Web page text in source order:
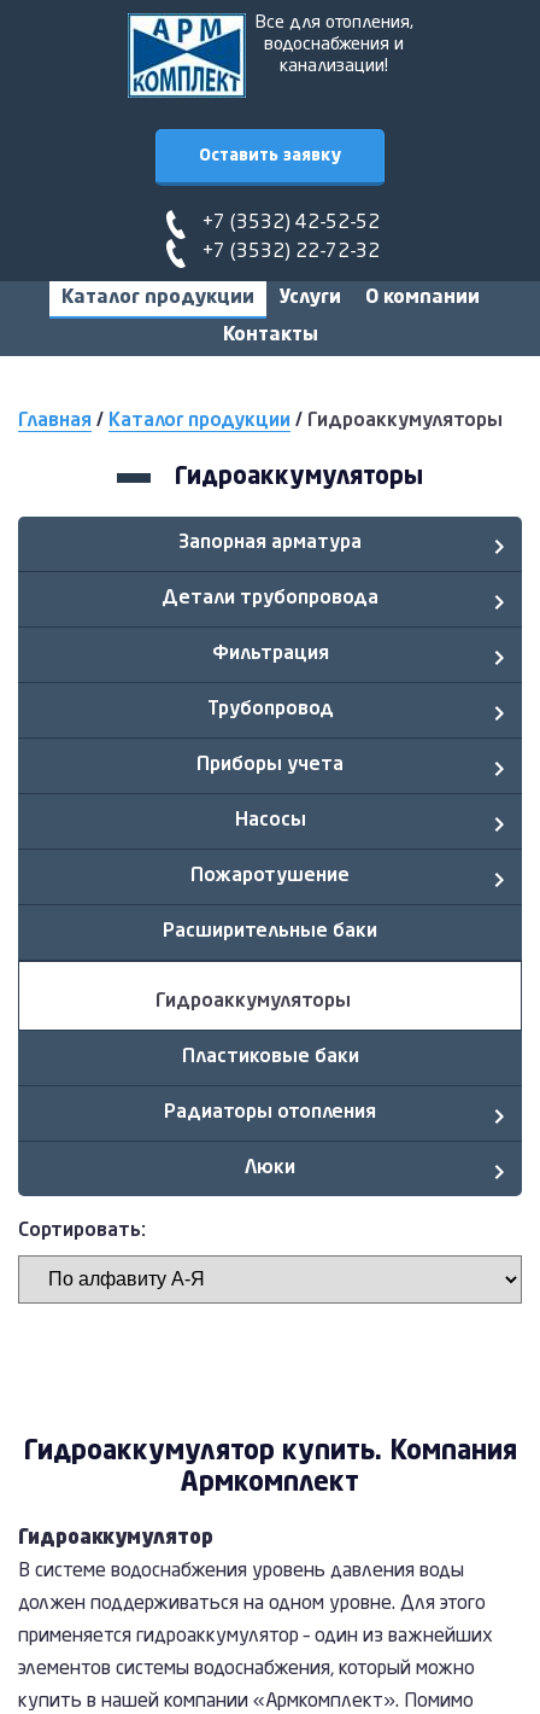
Все для отопления,
водоснабжения и
канализации!
Оставить заявку
+7 (3532) 42-52-52
+7 (3532) 22-72-32
Каталог продукции Услуги
О компании
Контакты
Главная / Каталог продукции / Гидроаккумуляторы
Гидроаккумуляторы
Запорная арматура
Детали трубопровода
Фильтрация
Трубопровод
Приборы учета
Насосы
Пожаротушение
Расширительные баки
Гидроаккумуляторы
Пластиковые баки
Радиаторы отопления
Люки
Сортировать:
Гидроаккумулятор купить. Компания
Армкомплект
Гидроаккумулятор
В системе водоснабжения уровень давления воды
должен поддерживаться на одном уровне. Для этого
применяется гидроаккумулятор – один из важнейших
элементов системы водоснабжения, который можно
купить в нашей компании «Армкомплект». Помимо